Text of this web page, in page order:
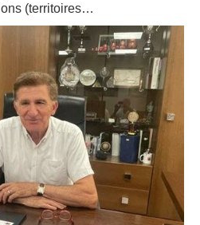
(territoires…